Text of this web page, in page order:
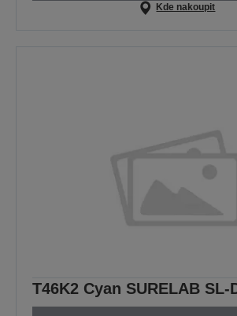
Kde nakoupit
T46K2 Cyan SURELAB SL-